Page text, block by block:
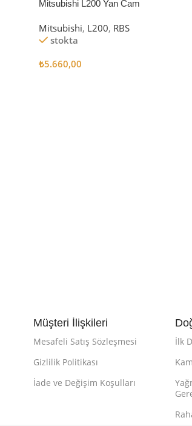
Mitsubishi L200 Yan Cam
Mitsubishi, L200, RBS
stokta
₺5.660,00
Müşteri İlişkileri
Mesafeli Satış Sözleşmesi
Gizlilik Politikası
İade ve Değişim Koşulları
İlk